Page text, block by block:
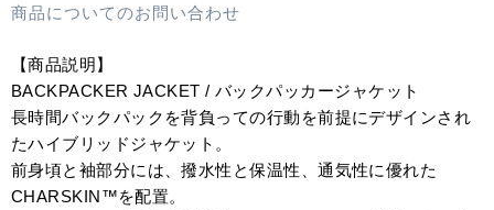
商品についてのお問い合わせ
【商品説明】
BACKPACKER JACKET / バックパッカージャケット
長時間バックパックを背負っての行動を前提にデザインされ
たハイブリッドジャケット。
前身頃と袖部分には、撥水性と保温性、通気性に優れた
CHARSKIN™を配置。